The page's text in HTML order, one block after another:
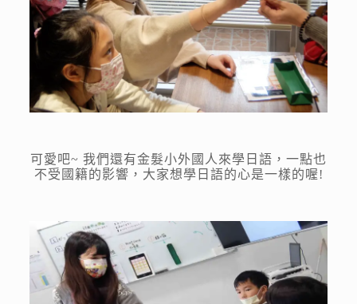
可愛吧~ 我們還有金髮小外國人來學日語，一點也
不受國籍的影響，大家想學日語的心是一樣的喔!